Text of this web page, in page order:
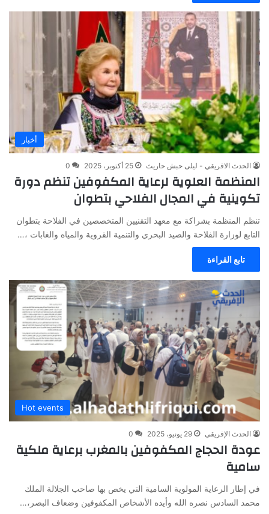
أخبار
الحدث الافريقي - ليلى حبش حاريث 25 أكتوبر، 2025 0
المنظمة العلوية لرعاية المكفوفين تنظم دورة
تكوينية في المجال الفلاحي بتطوان
تنظم المنظمة بشراكة مع معهد التقنيين المتخصصين في الفلاحة بتطوان
التابع لوزارة الفلاحة والصيد البحري والتنمية القروية والمياه والغابات ،…
تابع القراءة
Hot events
الحدث الإفريقي 29 يونيو، 2025 0
عودة الحجاج المكفوفين بالمغرب برعاية ملكية
سامية
في إطار الرعاية المولوية السامية التي يخص بها صاحب الجلالة الملك
محمد السادس نصره الله وأيده الأشخاص المكفوفين وضعاف البصر،…